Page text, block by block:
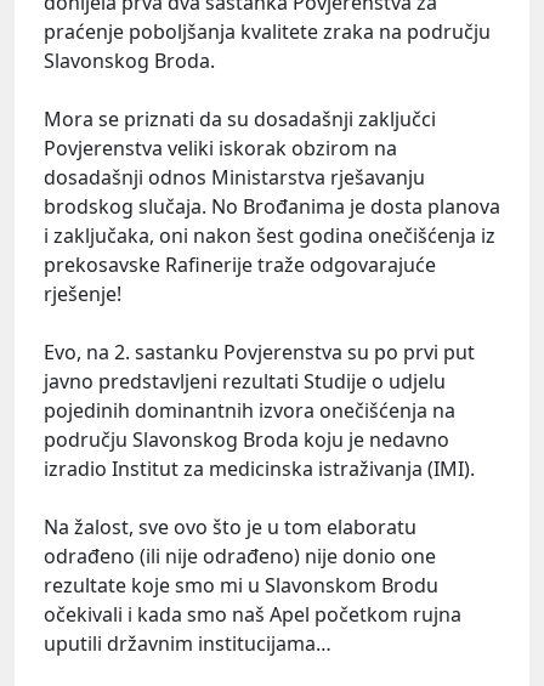
praćenje poboljšanja kvalitete zraka na području
Slavonskog Broda.
Mora se priznati da su dosadašnji zaključci
Povjerenstva veliki iskorak obzirom na
dosadašnji odnos Ministarstva rješavanju
brodskog slučaja. No Brođanima je dosta planova
i zaključaka, oni nakon šest godina onečišćenja iz
prekosavske Rafinerije traže odgovarajuće
rješenje!
Evo, na 2. sastanku Povjerenstva su po prvi put
javno predstavljeni rezultati Studije o udjelu
pojedinih dominantnih izvora onečišćenja na
području Slavonskog Broda koju je nedavno
izradio Institut za medicinska istraživanja (IMI).
Na žalost, sve ovo što je u tom elaboratu
odrađeno (ili nije odrađeno) nije donio one
rezultate koje smo mi u Slavonskom Brodu
očekivali i kada smo naš Apel početkom rujna
uputili državnim institucijama…